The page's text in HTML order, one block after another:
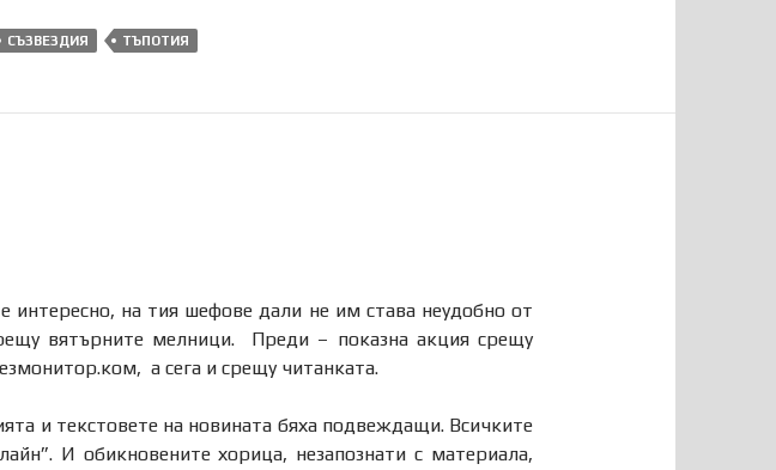
СЪЗВЕЗДИЯ ТЪПОТИЯ
интересно, на тия шефове дали не им става неудобно от
вятърните мелници. Преди – показна акция срещу
а сега и срещу читанката.
и текстовете на новината бяха подвеждащи. Всичките
И обикновените хорица, незапознати с материала,